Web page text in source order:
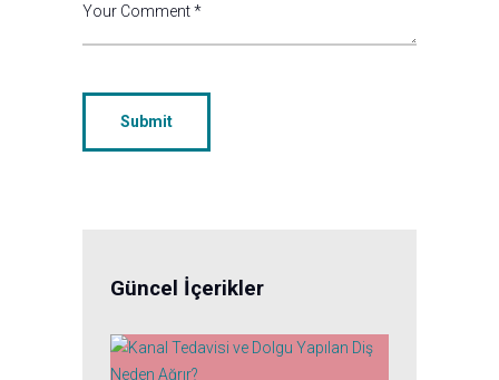
Güncel İçerikler